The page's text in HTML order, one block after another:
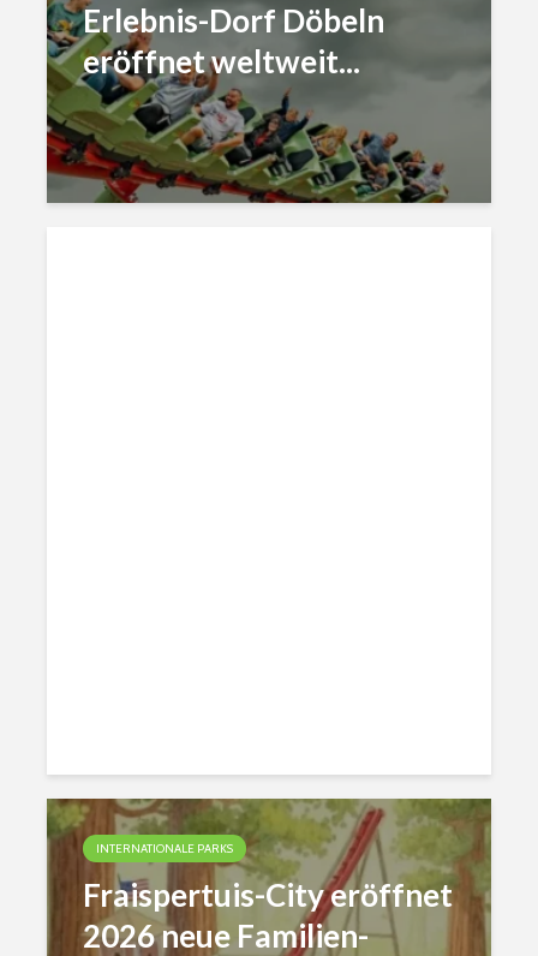
Erlebnis-Dorf Döbeln
eröffnet weltweit...
INTERNATIONALE PARKS
Fraispertuis-City eröffnet
2026 neue Familien-